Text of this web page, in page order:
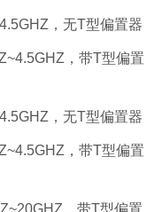
，无T型偏置器
，带T型偏置
，无T型偏置器
，带T型偏置
，带T型偏置